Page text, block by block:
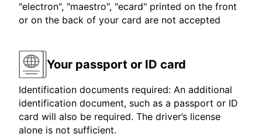
"electron", "maestro", "ecard" printed on the front
or on the back of your card are not accepted
Your passport or ID card
Identification documents required: An additional
identification document, such as a passport or ID
card will also be required. The driver’s license
alone is not sufficient.